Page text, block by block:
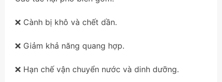
❌ Cành bị khô và chết dần.
❌ Giảm khả năng quang hợp.
❌ Hạn chế vận chuyển nước và dinh dưỡng.